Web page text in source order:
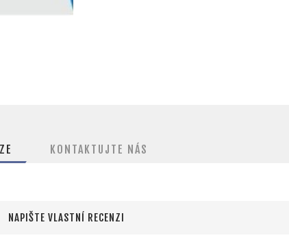
KONTAKTUJTE NÁS
NAPIŠTE VLASTNÍ RECENZI